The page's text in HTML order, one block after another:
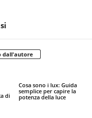
dall'autore
di
Cosa sono i lux: Guida
semplice per capire la
potenza della luce